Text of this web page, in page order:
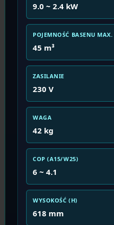
9.0 ~ 2.4 kW
POJEMNOŚĆ BASENU MAX.
45 m³
ZASILANIE
230 V
WAGA
42 kg
COP (A15/W25)
6 ~ 4.1
WYSOKOŚĆ (H)
618 mm